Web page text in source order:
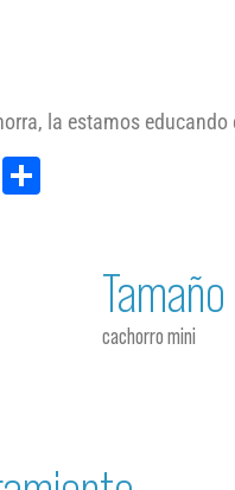
la estamos educando
Twitter
Tamaño
cachorro mini